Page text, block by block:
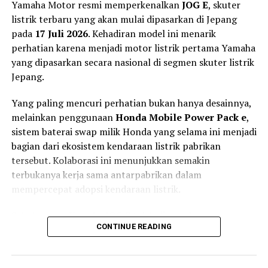
Torsi Instan 180 Nm dan Jarak
Tempuh 160 Km
dengan torsi maksimum mencapai
Yamaha Motor resmi memperkenalkanJOG E, skuter
listrik terbaru yang akan mulai dipasarkan di Jepang
pada 17 Juli 2026. Kehadiran model ini menarik
perhatian karena menjadi motor listrik pertama Yamaha
yang dipasarkan secara nasional di segmen skuter listrik
Jepang.
Yang paling mencuri perhatian bukan hanya desainnya,
melainkan penggunaanHonda Mobile Power Pack e,
sistem baterai swap milik Honda yang selama ini menjadi
bagian dari ekosistem kendaraan listrik pabrikan
tersebut. Kolaborasi ini menunjukkan semakin
terbukanya kerja sama antarpabrikan dalam
mempercepat adopsi kendaraan listrik.
Sebelumnya, Yamaha JOG E telah dipasarkan secara
TokyodanOsaka
seluruh Jepang sebagai bagian dari strategi elektrifikasi
CONTINUE READING